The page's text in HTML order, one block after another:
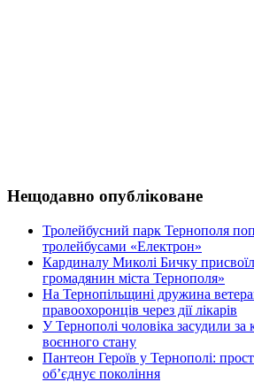
Нещодавно опубліковане
Тролейбусний парк Тернополя
тролейбусами «Електрон»
Кардиналу Миколі Бичку
громадянин міста Тернополя»
На Тернопільщині дружина
правоохоронців через дії лікарів
У Тернополі чоловіка засудили за
воєнного стану
Пантеон Героїв у Тернополі:
об’єднує покоління